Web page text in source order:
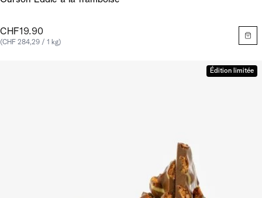
CHF19.90
(CHF 284,29 / 1 kg)
Édition limitée